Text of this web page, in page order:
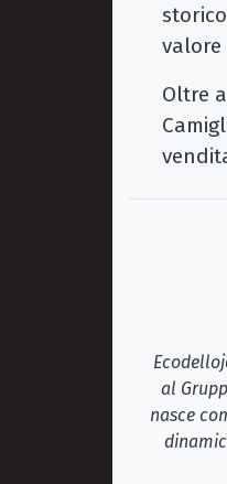
valore
Oltre
al
nasce